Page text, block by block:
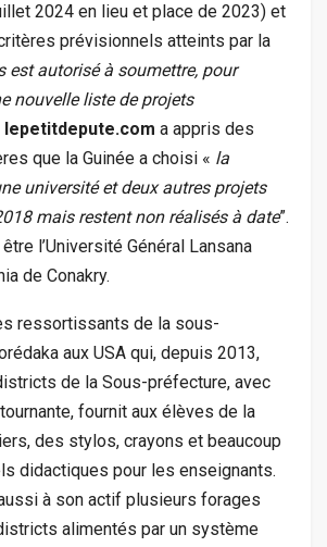
2024 en lieu et place de 2023) et
prévisionnels atteints par la
est autorisé à soumettre, pour
nouvelle liste de projets
lepetitdepute.com a appris des
que la Guinée a choisi « la
université et deux autres projets
mais restent non réalisés à date”.
l’Université Général Lansana
de Conakry.
ressortissants de la sous-
aux USA qui, depuis 2013,
de la Sous-préfecture, avec
fournit aux élèves de la
des stylos, crayons et beaucoup
didactiques pour les enseignants.
à son actif plusieurs forages
alimentés par un système